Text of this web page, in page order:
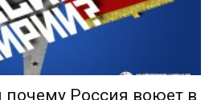
почему Россия воюет в